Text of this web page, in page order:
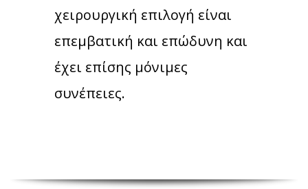
χειρουργική επιλογή είναι
επεμβατική και επώδυνη και
έχει επίσης μόνιμες
συνέπειες.